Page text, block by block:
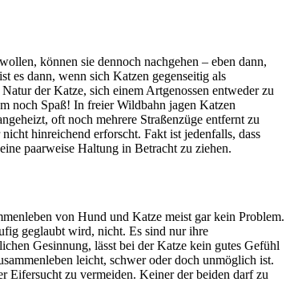
können sie dennoch nachgehen – eben dann,
es dann, wenn sich Katzen gegenseitig als
der Katze, sich einem Artgenossen entweder zu
noch Spaß! In freier Wildbahn jagen Katzen
oft noch mehrere Straßenzüge entfernt zu
hinreichend erforscht. Fakt ist jedenfalls, dass
paarweise Haltung in Betracht zu ziehen.
von Hund und Katze meist gar kein Problem.
geglaubt wird, nicht. Es sind nur ihre
Gesinnung, lässt bei der Katze kein gutes Gefühl
leicht, schwer oder doch unmöglich ist.
Eifersucht zu vermeiden. Keiner der beiden darf zu